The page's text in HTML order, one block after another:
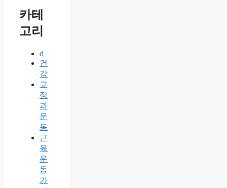
카테
고리
d
건
강
교
정
과
운
동
근
육
운
동
가